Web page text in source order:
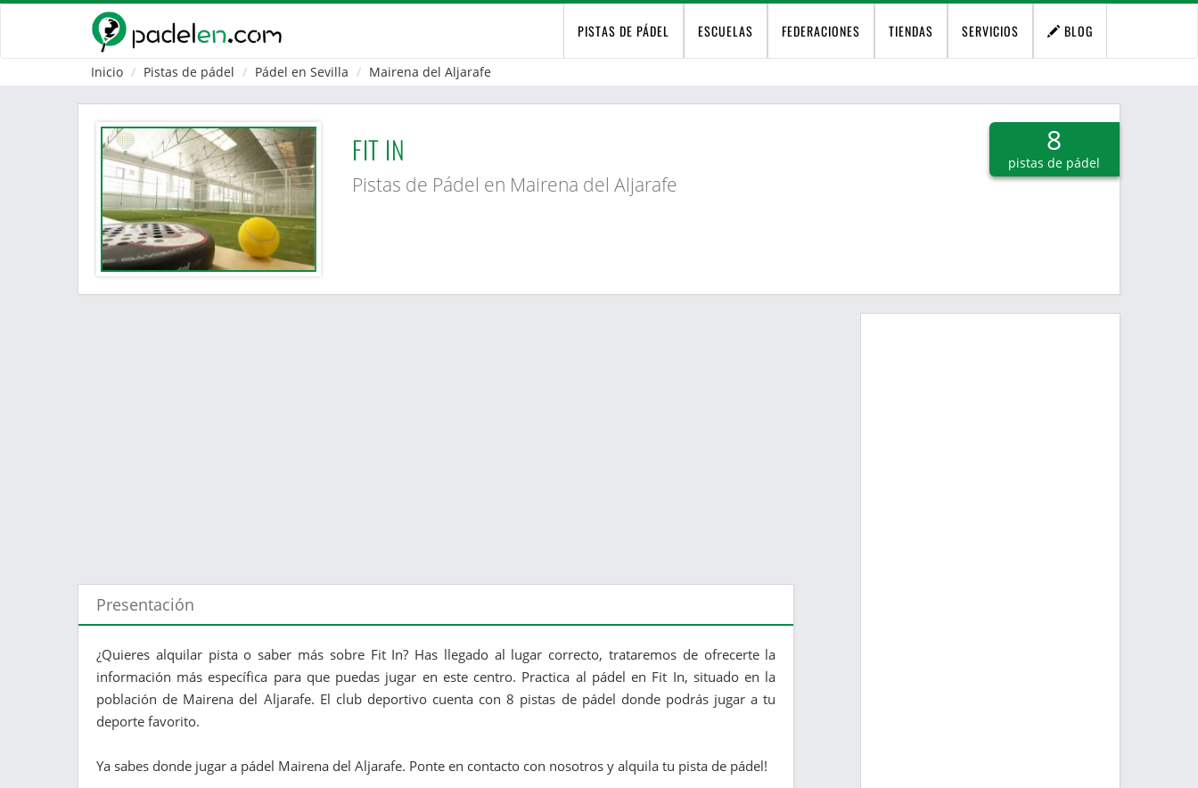
PISTAS DE PÁDEL ESCUELAS FEDERACIONES TIENDAS SERVICIOS BLOG
Inicio Pistas de pádel Pádel en Sevilla Mairena del Aljarafe
FIT IN
Pistas de Pádel en Mairena del Aljarafe
8
pistas de pádel
Presentación
¿Quieres alquilar pista o saber más sobre Fit In? Has llegado al lugar correcto, trataremos de ofrecerte la
información más específica para que puedas jugar en este centro. Practica al pádel en Fit In, situado en la
población de Mairena del Aljarafe. El club deportivo cuenta con 8 pistas de pádel donde podrás jugar a tu
deporte favorito.
Ya sabes donde jugar a pádel Mairena del Aljarafe. Ponte en contacto con nosotros y alquila tu pista de pádel!